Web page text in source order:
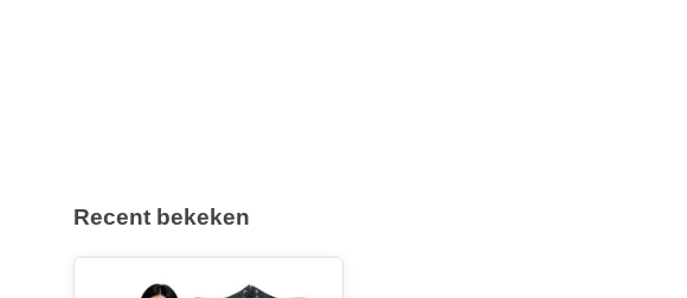
Recent bekeken